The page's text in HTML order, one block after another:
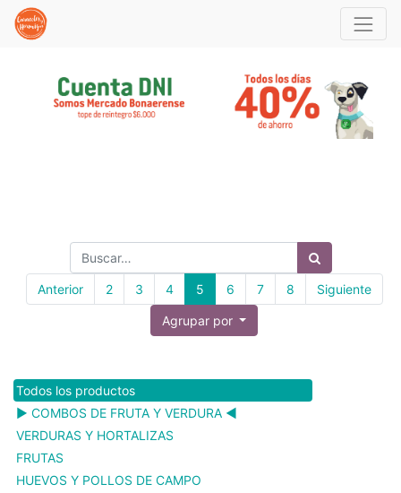
Anterior 2 3 4 5 6 7 8 Siguiente
Agrupar por
Todos los productos
▶️ COMBOS DE FRUTA Y VERDURA ◀️
VERDURAS Y HORTALIZAS
FRUTAS
HUEVOS Y POLLOS DE CAMPO